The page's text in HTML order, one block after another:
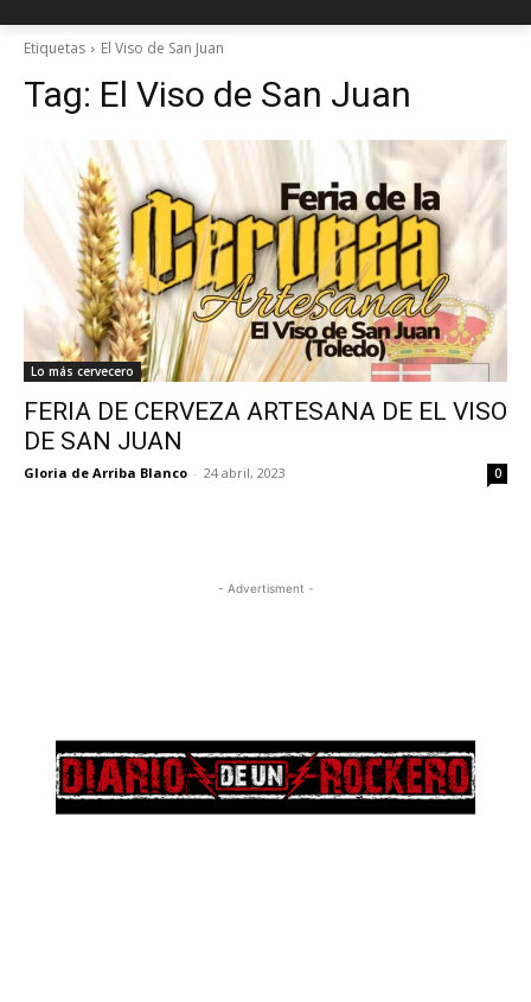
Etiquetas El Viso de San Juan
Tag: El Viso de San Juan
Lo más cervecero
FERIA DE CERVEZA ARTESANA DE EL VISO
DE SAN JUAN
Gloria de Arriba Blanco - 24 abril, 2023 0
- Advertisment -